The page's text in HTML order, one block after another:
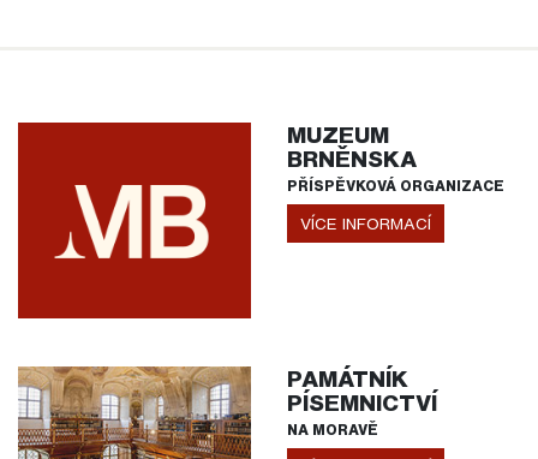
MUZEUM
BRNĚNSKA
PŘÍSPĚVKOVÁ ORGANIZACE
VÍCE INFORMACÍ
PAMÁTNÍK
PÍSEMNICTVÍ
NA MORAVĚ